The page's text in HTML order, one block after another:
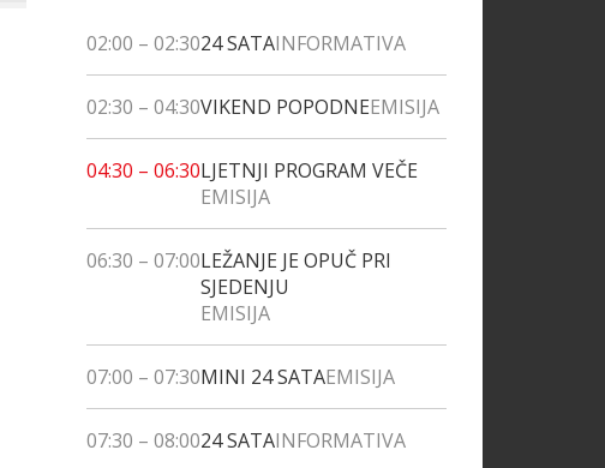
02:00 – 02:3024 SATAINFORMATIVA
02:30 – 04:30VIKEND POPODNEEMISIJA
04:30 – 06:30LJETNJI PROGRAM VEČE
EMISIJA
06:30 – 07:00LEŽANJE JE OPUČ PRI
SJEDENJU
EMISIJA
07:00 – 07:30MINI 24 SATAEMISIJA
07:30 – 08:0024 SATAINFORMATIVA